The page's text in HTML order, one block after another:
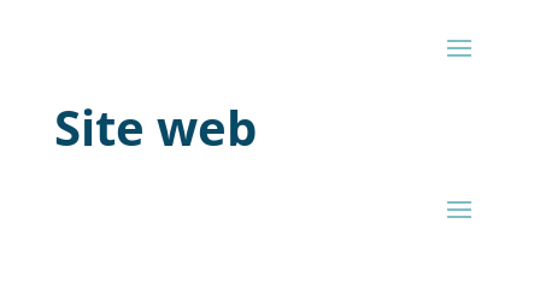
Site web